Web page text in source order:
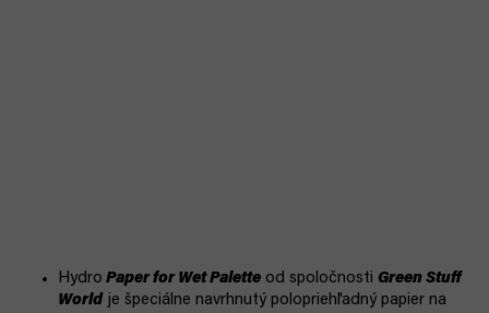
Hydro Paper for Wet Palette od spoločnosti Green Stuff
World je špeciálne navrhnutý polopriehľadný papier na